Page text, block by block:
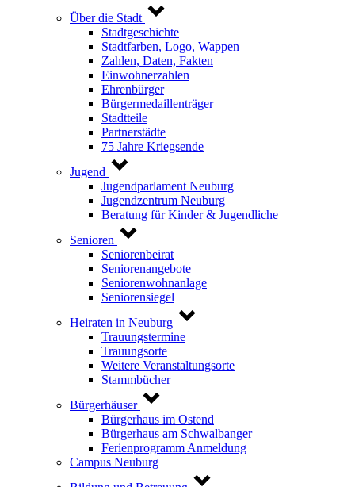
Über die Stadt
Stadtgeschichte
Stadtfarben, Logo, Wappen
Zahlen, Daten, Fakten
Einwohnerzahlen
Ehrenbürger
Bürgermedaillenträger
Stadtteile
Partnerstädte
75 Jahre Kriegsende
Jugend
Jugendparlament Neuburg
Jugendzentrum Neuburg
Beratung für Kinder & Jugendliche
Senioren
Seniorenbeirat
Seniorenangebote
Seniorenwohnanlage
Seniorensiegel
Heiraten in Neuburg
Trauungstermine
Trauungsorte
Weitere Veranstaltungsorte
Stammbücher
Bürgerhäuser
Bürgerhaus im Ostend
Bürgerhaus am Schwalbanger
Ferienprogramm Anmeldung
Campus Neuburg